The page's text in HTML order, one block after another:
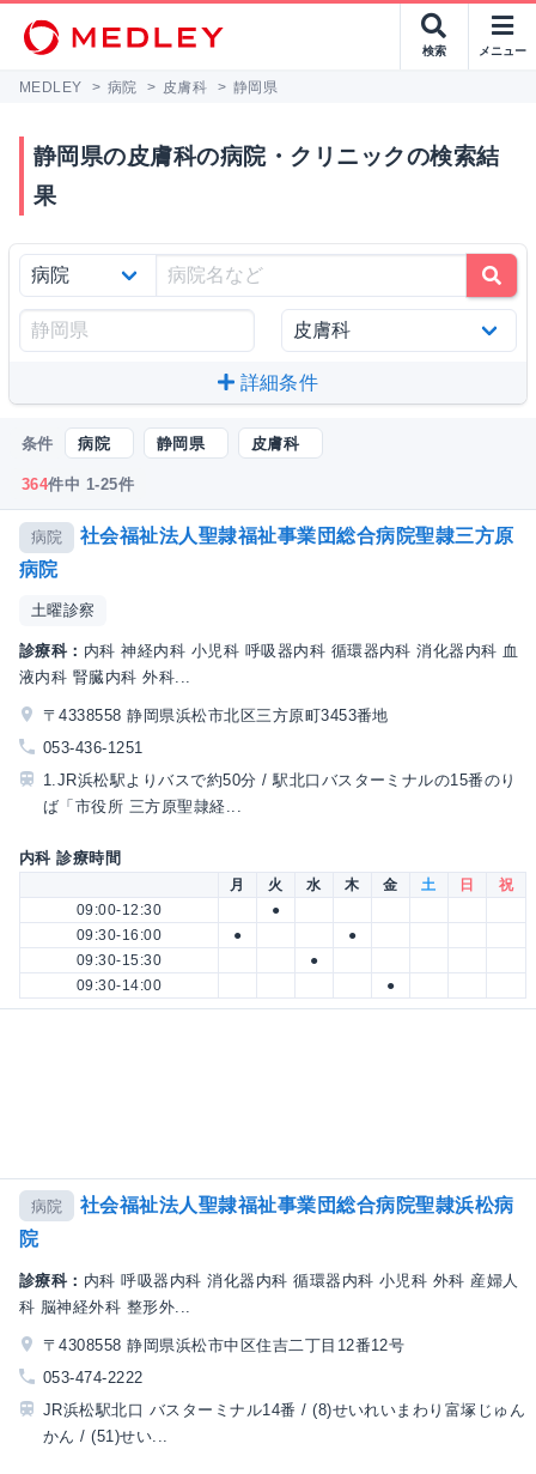
検索 メニュー
MEDLEY > 病院 > 皮膚科 > 静岡県
静岡県の皮膚科の病院・クリニックの検索結
果
詳細条件
条件 病院 静岡県 皮膚科
364件中 1-25件
病院
社会福祉法人聖隷福祉事業団総合病院聖隷三方原
病院
土曜診察
診療科： 内科 神経内科 小児科 呼吸器内科 循環器内科 消化器内科 血
液内科 腎臓内科 外科...
〒4338558 静岡県浜松市北区三方原町3453番地
053-436-1251
1.JR浜松駅よりバスで約50分 / 駅北口バスターミナルの15番のり
ば「市役所 三方原聖隷経...
内科 診療時間
月 火 水 木 金 土 日
祝
09:00-12:30
●
09:30-16:00
●
●
09:30-15:30
●
09:30-14:00
●
病院
社会福祉法人聖隷福祉事業団総合病院聖隷浜松病
院
診療科： 内科 呼吸器内科 消化器内科 循環器内科 小児科 外科 産婦人
科 脳神経外科 整形外...
〒4308558 静岡県浜松市中区住吉二丁目12番12号
053-474-2222
JR浜松駅北口 バスターミナル14番 / (8)せいれいまわり富塚じゅん
かん / (51)せい...